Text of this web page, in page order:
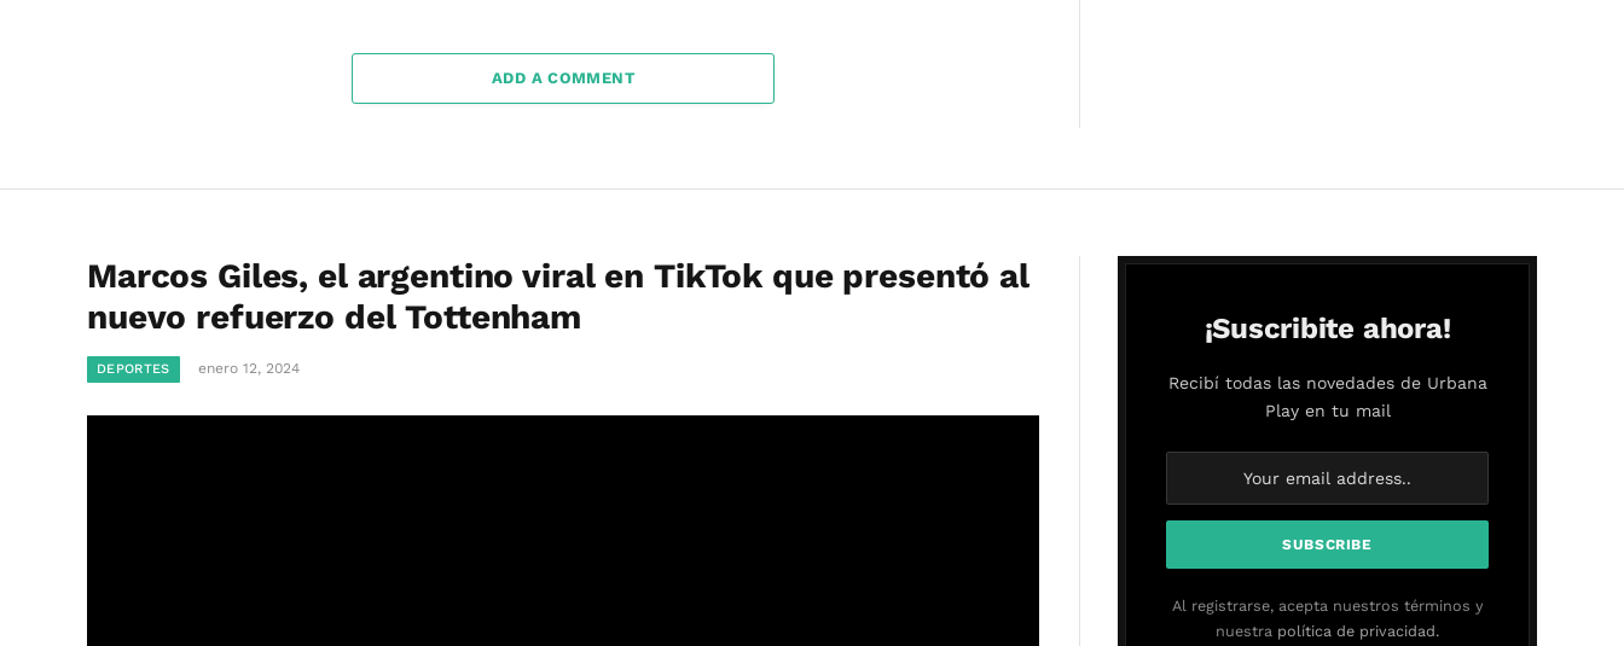
ADD A COMMENT
Marcos Giles, el argentino viral en TikTok que presentó al
nuevo refuerzo del Tottenham
DEPORTES enero 12, 2024
¡Suscribite ahora!
Recibí todas las novedades de Urbana
Play en tu mail
Al registrarse, acepta nuestros términos y
nuestra política de privacidad.